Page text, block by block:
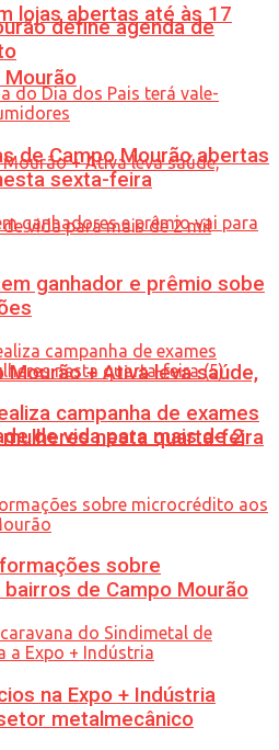
lojas abertas até às 17
Mourão
Mourão + Ativa leva saúde,
de vida para mais de 2
define agenda de
de Campo Mourão abertas
sexta-feira
ganhador e prêmio sobe
campanha de exames
nesta quarta-feira
sobre
de Campo Mourão
na Expo + Indústria
metalmecânico